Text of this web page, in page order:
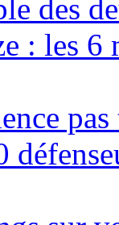
des
: les 6